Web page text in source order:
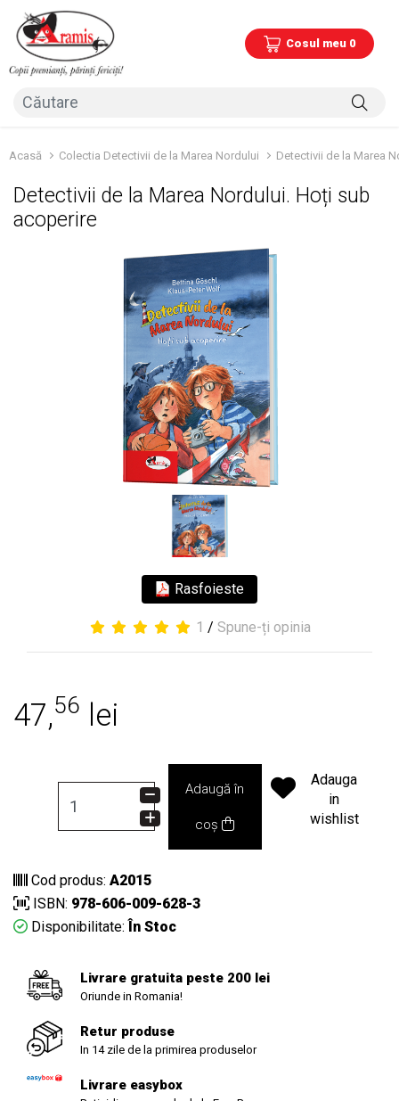
Cosul meu 0
Acasă Colectia Detectivii de la Marea Nordului Detectivii de la Marea
Detectivii de la Marea Nordului. Hoți sub
acoperire
Rasfoieste
1 / Spune-ți opinia
47,56 lei
Adaugă în
coș
Adauga
in
wishlist
Cod produs: A2015
ISBN: 978-606-009-628-3
Disponibilitate: În Stoc
Livrare gratuita peste 200 lei
Oriunde in Romania!
Retur produse
In 14 zile de la primirea produselor
Livrare easybox